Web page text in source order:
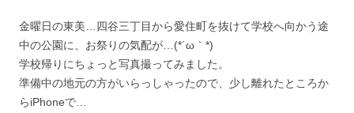
金曜日の東美…四谷三丁目から愛住町を抜けて学校へ向かう途
中の公園に、お祭りの気配が…(*´ω｀*)
学校帰りにちょっと写真撮ってみました。
準備中の地元の方がいらっしゃったので、少し離れたところか
らiPhoneで…